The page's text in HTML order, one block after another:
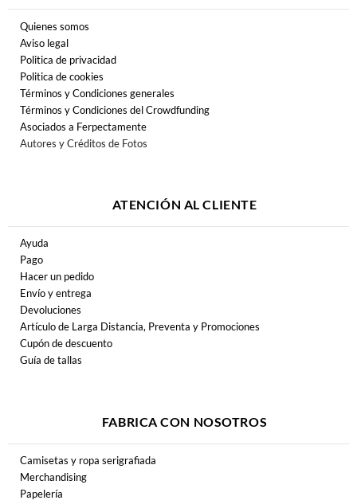
Quienes somos
Aviso legal
Politica de privacidad
Politica de cookies
Términos y Condiciones generales
Términos y Condiciones del Crowdfunding
Asociados a Ferpectamente
Autores y Créditos de Fotos
ATENCIÓN AL CLIENTE
Ayuda
Pago
Hacer un pedido
Envío y entrega
Devoluciones
Artículo de Larga Distancia, Preventa y Promociones
Cupón de descuento
Guía de tallas
FABRICA CON NOSOTROS
Camisetas y ropa serigrafiada
Merchandising
Papelería